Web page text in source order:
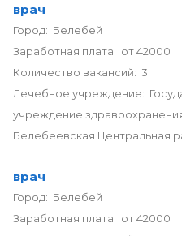
врач
Город: Белебей
Заработная плата: от 42000
Количество вакансий: 3
Лечебное учреждение:
учреждение
Белебеевская Центральная
врач
Город: Белебей
Заработная плата: от 42000